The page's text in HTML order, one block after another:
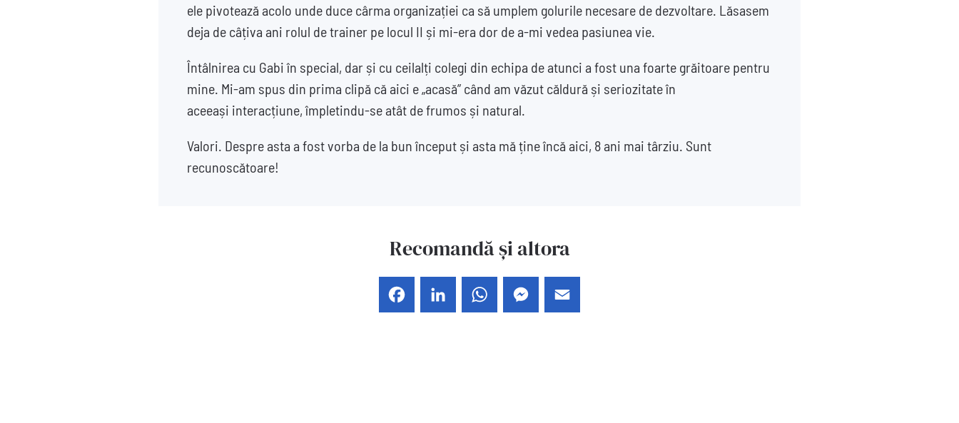
ele pivotează acolo unde duce cârma organizației ca să umplem golurile necesare de dezvoltare. Lăsasem
deja de câțiva ani rolul de trainer pe locul II și mi-era dor de a-mi vedea pasiunea vie.
Întâlnirea cu Gabi în special, dar și cu ceilalți colegi din echipa de atunci a fost una foarte grăitoare pentru
mine. Mi-am spus din prima clipă că aici e „acasă” când am văzut căldură și seriozitate în
aceeași interacțiune, împletindu-se atât de frumos și natural.
Valori. Despre asta a fost vorba de la bun început și asta mă ține încă aici, 8 ani mai târziu. Sunt
recunoscătoare!
Recomandă și altora
Facebook LinkedIn WhatsApp Messenger